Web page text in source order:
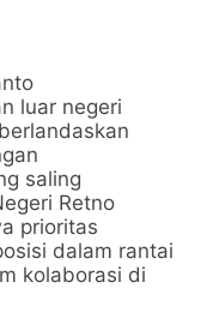
luar negeri
saling
Retno
prioritas
dalam rantai
kolaborasi di